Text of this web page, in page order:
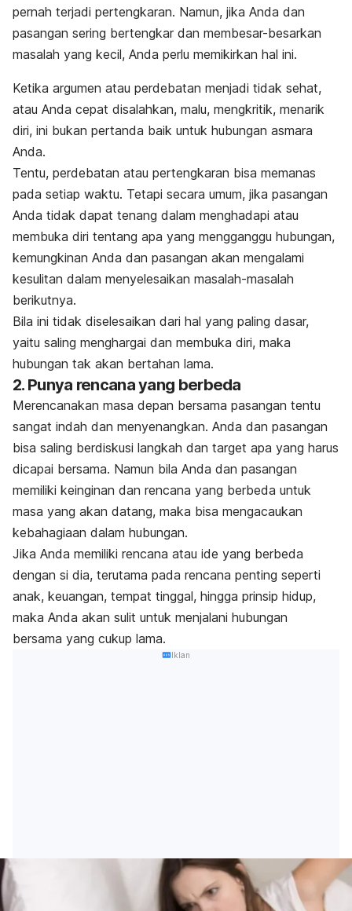
pernah terjadi pertengkaran. Namun, jika Anda dan
pasangan sering bertengkar dan membesar-besarkan
masalah yang kecil, Anda perlu memikirkan hal ini.
Ketika argumen atau perdebatan menjadi tidak sehat,
atau Anda cepat disalahkan, malu, mengkritik, menarik
diri, ini bukan pertanda baik untuk hubungan asmara
Anda.
Tentu, perdebatan atau pertengkaran bisa memanas
pada setiap waktu. Tetapi secara umum, jika pasangan
Anda tidak dapat tenang dalam menghadapi atau
membuka diri tentang apa yang mengganggu hubungan,
kemungkinan Anda dan pasangan akan mengalami
kesulitan dalam menyelesaikan masalah-masalah
berikutnya.
Bila ini tidak diselesaikan dari hal yang paling dasar,
yaitu saling menghargai dan membuka diri, maka
hubungan tak akan bertahan lama.
2. Punya rencana yang berbeda
Merencanakan masa depan bersama pasangan tentu
sangat indah dan menyenangkan. Anda dan pasangan
bisa saling berdiskusi langkah dan target apa yang harus
dicapai bersama. Namun bila Anda dan pasangan
memiliki keinginan dan rencana yang berbeda untuk
masa yang akan datang, maka bisa mengacaukan
kebahagiaan dalam hubungan.
Jika Anda memiliki rencana atau ide yang berbeda
dengan si dia, terutama pada rencana penting seperti
anak, keuangan, tempat tinggal, hingga prinsip hidup,
maka Anda akan sulit untuk menjalani hubungan
bersama yang cukup lama.
Iklan